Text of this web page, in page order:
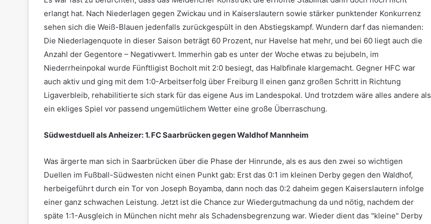
erlangt hat. Nach Niederlagen gegen Zwickau und in Kaiserslautern sowie stärker punktender Konkurrenz
sehen sich die Weiß-Blauen jedenfalls zurückgespült in den Abstiegskampf. Wundern darf das niemanden:
Die Niederlagenquote in dieser Saison beträgt 60 Prozent, nur Havelse hat mehr, und bei 60 liegt auch die
Anzahl der Gegentore – Negativwert. Immerhin gab es unter der Woche etwas zu bejubeln, im
Niederrheinpokal wurde Fünftligist Bocholt mit 2:0 besiegt, das Halbfinale klargemacht. Gegner HFC war
auch aktiv und ging mit dem 1:0-Arbeitserfolg über Freiburg II einen ganz großen Schritt in Richtung
Ligaverbleib, rehabilitierte sich stark für das eigene Aus im Landespokal. Und trotzdem wäre alles andere als
ein ekliges Spiel vor passend ungemütlichem Wetter eine große Überraschung.
Südwestduell als Anheizer: 1. FC Saarbrücken gegen Waldhof Mannheim
Was ärgerte man sich in Saarbrücken über die Phase der Hinrunde, als es aus den zwei so wichtigen
Duellen im Fußball-Südwesten nicht einen Punkt gab: Erst das 0:1 im kleinen Derby gegen den Waldhof,
herbeigeführt durch ein Tor von Joseph Boyamba, dann noch das 0:2 daheim gegen Kaiserslautern infolge
einer ganz schwachen Leistung. Jetzt ist die Chance zur Wiedergutmachung da und nötig, nachdem der
späte 1:1-Ausgleich in München nicht mehr als Schadensbegrenzung war. Wieder dient das "kleine" Derby